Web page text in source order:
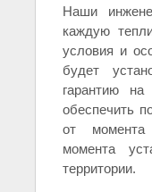
Наши
каждую
условия и
будет
гарантию
обеспечить
от момента
момента
территории.